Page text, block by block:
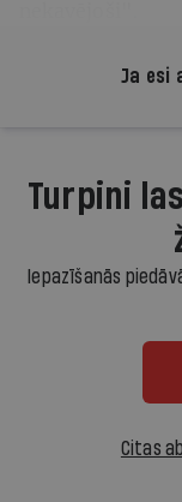
Ja esi
Turpini
Iepazīšanās
Citas